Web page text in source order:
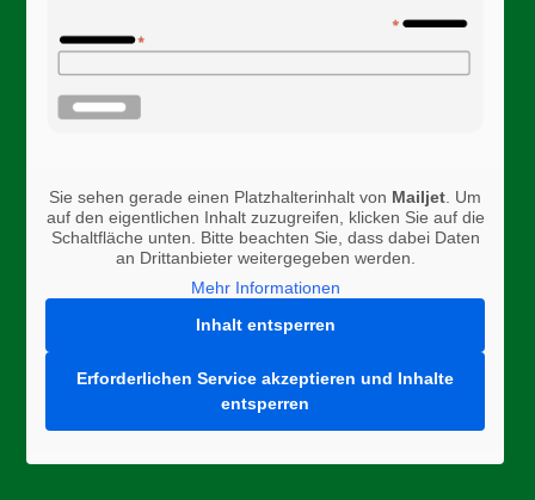
Sie sehen gerade einen Platzhalterinhalt von Mailjet. Um
auf den eigentlichen Inhalt zuzugreifen, klicken Sie auf die
Schaltfläche unten. Bitte beachten Sie, dass dabei Daten
an Drittanbieter weitergegeben werden.
Mehr Informationen
Inhalt entsperren
Erforderlichen Service akzeptieren und Inhalte
entsperren